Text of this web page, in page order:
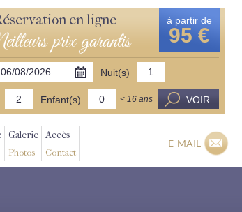
en ligne
prix garantis
à partir de
95 €
Nuit(s)
Enfant(s) < 16 ans VOIR
Galerie
Photos
Accès
Contact
E-MAIL